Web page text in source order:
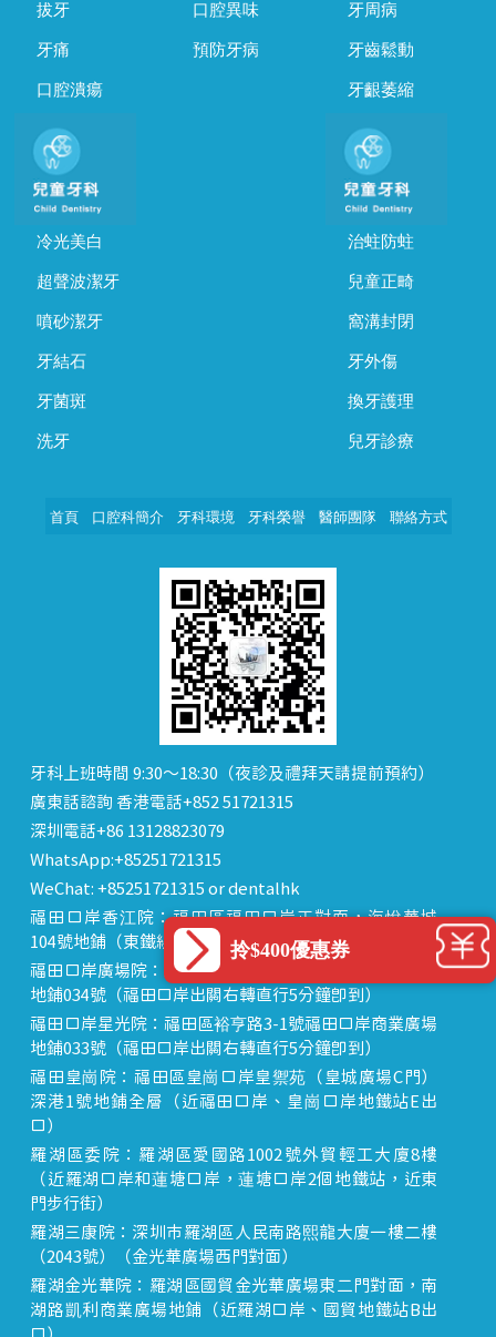
拔牙
牙痛
口腔潰瘍
口腔異味
預防牙病
牙周病
牙齒鬆動
牙齦萎縮
冷光美白
超聲波潔牙
噴砂潔牙
牙結石
牙菌斑
洗牙
治蛀防蛀
兒童正畸
窩溝封閉
牙外傷
換牙護理
兒牙診療
首頁 口腔科簡介 牙科環境 牙科榮譽 醫師團隊 聯絡方式
牙科上班時間 9:30～18:30（夜診及禮拜天請提前預約）
廣東話諮詢 香港電話+852 51721315
深圳電話+86 13128823079
WhatsApp:+85251721315
WeChat: +85251721315 or dentalhk
福田口岸香江院：福田區福田口岸正對面，海悅華城
104號地鋪（東鐵線落馬洲站出關對面即到）
福田口岸廣場院：福田區裕亨路3-1號福田口岸商業廣場
地鋪034號（福田口岸出關右轉直行5分鐘即到）
福田口岸星光院：福田區裕亨路3-1號福田口岸商業廣場
地鋪033號（福田口岸出關右轉直行5分鐘即到）
福田皇崗院：福田區皇崗口岸皇禦苑（皇城廣場C門）
深港1號地鋪全層（近福田口岸、皇崗口岸地鐵站E出
口）
羅湖區委院：羅湖區愛國路1002號外貿輕工大廈8樓
（近羅湖口岸和蓮塘口岸，蓮塘口岸2個地鐵站，近東
門步行街）
羅湖三康院：深圳市羅湖區人民南路熙龍大廈一樓二樓
（2043號）（金光華廣場西門對面）
羅湖金光華院：羅湖區國貿金光華廣場東二門對面，南
湖路凱利商業廣場地鋪（近羅湖口岸、國貿地鐵站B出
拎$400優惠券